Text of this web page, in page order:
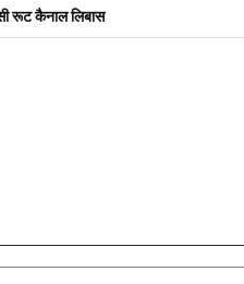
रूट कैनाल लिबास